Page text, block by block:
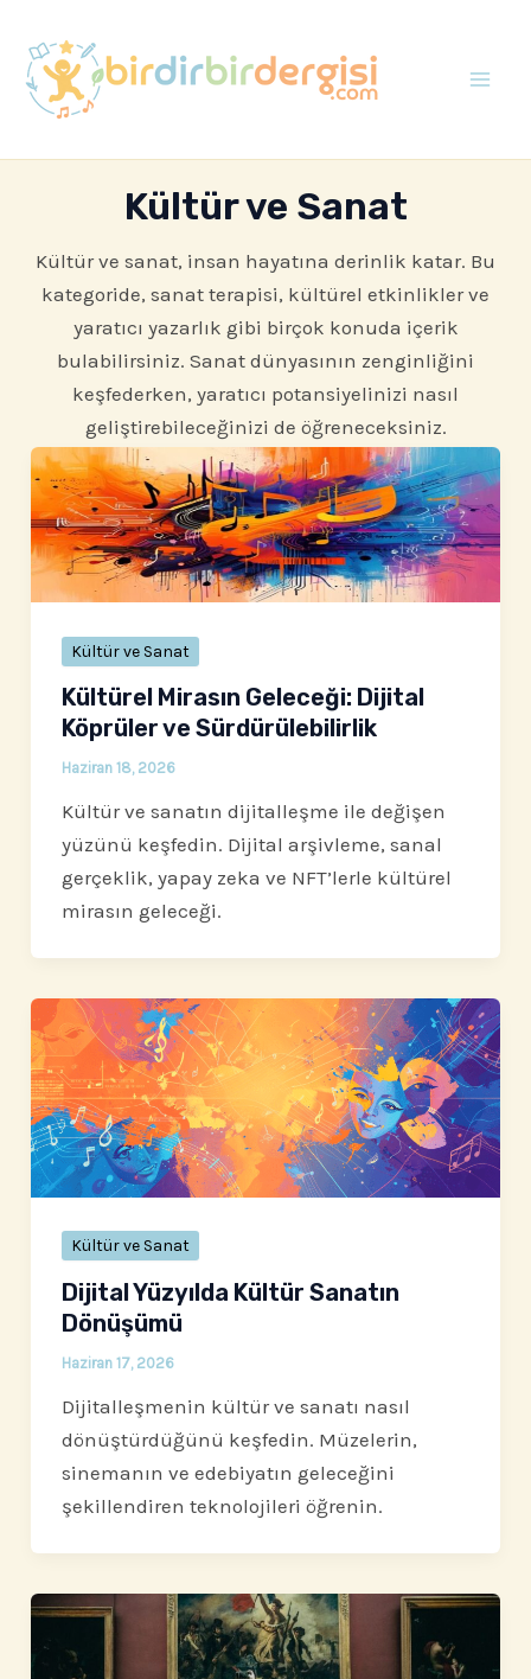
atla
Kültür ve Sanat
Kültür ve sanat, insan hayatına derinlik katar. Bu
kategoride, sanat terapisi, kültürel etkinlikler ve
yaratıcı yazarlık gibi birçok konuda içerik
bulabilirsiniz. Sanat dünyasının zenginliğini
keşfederken, yaratıcı potansiyelinizi nasıl
geliştirebileceğinizi de öğreneceksiniz.
Kültür ve Sanat
Kültürel Mirasın Geleceği: Dijital
Köprüler ve Sürdürülebilirlik
Haziran 18, 2026
Kültür ve sanatın dijitalleşme ile değişen
yüzünü keşfedin. Dijital arşivleme, sanal
gerçeklik, yapay zeka ve NFT’lerle kültürel
mirasın geleceği.
Kültür ve Sanat
Dijital Yüzyılda Kültür Sanatın
Dönüşümü
Haziran 17, 2026
Dijitalleşmenin kültür ve sanatı nasıl
dönüştürdüğünü keşfedin. Müzelerin,
sinemanın ve edebiyatın geleceğini
şekillendiren teknolojileri öğrenin.